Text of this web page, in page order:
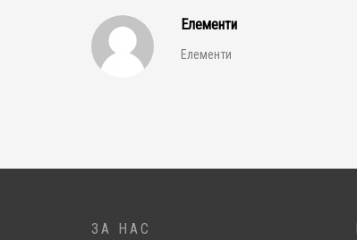
Елементи
Елементи
ЗА НАС